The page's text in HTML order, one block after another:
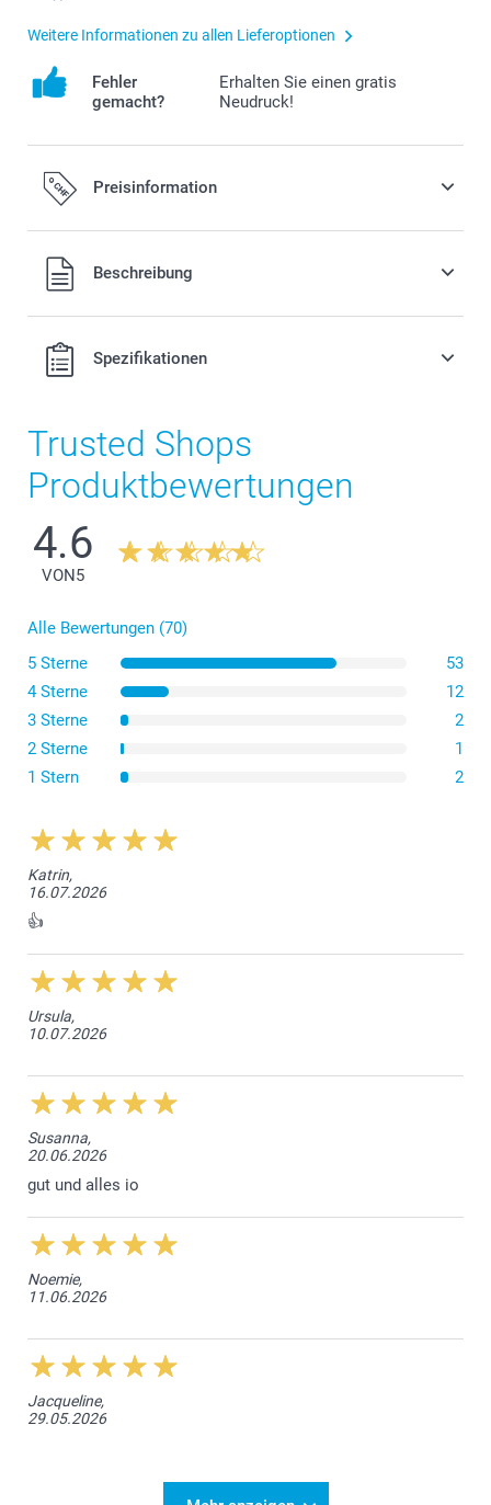
Weitere Informationen zu allen Lieferoptionen
Fehler
gemacht?
Erhalten Sie einen gratis
Neudruck!
Preisinformation
Alle Preise verstehen sich in Schweizer Franken (CHF) inkl.
MwSt. und zzgl. Versandkosten.
Beschreibung
Spezifikationen
Trusted Shops
Produktbewertungen
4.6
VON5
Alle Bewertungen (70)
5 Sterne
53
4 Sterne
12
3 Sterne
2
2 Sterne
1
1 Stern
2
Katrin,
16.07.2026
👍
Ursula,
10.07.2026
Susanna,
20.06.2026
gut und alles io
Noemie,
11.06.2026
Jacqueline,
29.05.2026